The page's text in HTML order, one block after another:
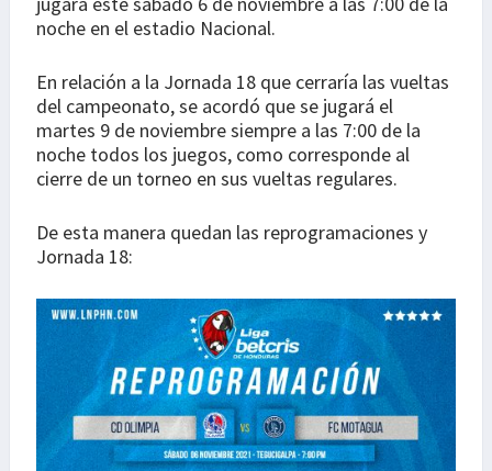
noche en el estadio Nacional.
En relación a la Jornada 18 que cerraría las vueltas
del campeonato, se acordó que se jugará el
martes 9 de noviembre siempre a las 7:00 de la
noche todos los juegos, como corresponde al
cierre de un torneo en sus vueltas regulares.
De esta manera quedan las reprogramaciones y
Jornada 18: